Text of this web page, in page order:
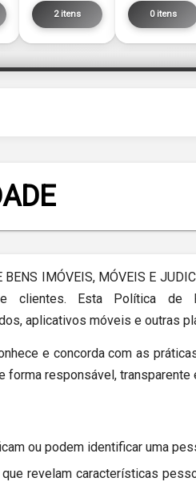
2 itens 0 itens
BENS IMÓVEIS, MÓVEIS E
clientes. Esta Política de
aplicativos móveis e outras
e concorda com as
responsável, transparente
ou podem identificar uma
revelam características